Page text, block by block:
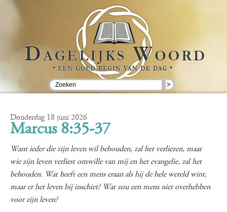
>
Donderdag 18 juni 2026
Marcus 8:35-37
Want ieder die zijn leven wil behouden, zal het verliezen, maar
wie zijn leven verliest omwille van mij en het evangelie, zal het
behouden. Wat heeft een mens eraan als hij de hele wereld wint,
maar er het leven bij inschiet? Wat zou een mens niet overhebben
voor zijn leven?